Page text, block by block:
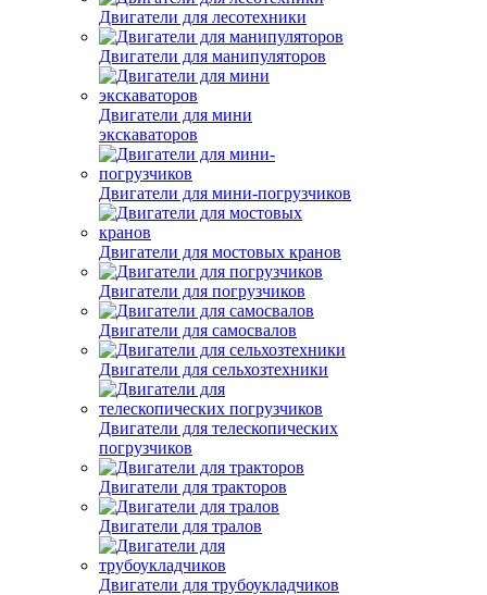
Двигатели для лесотехники
Двигатели для манипуляторов
Двигатели для мини
экскаваторов
Двигатели для мини-погрузчиков
Двигатели для мостовых кранов
Двигатели для погрузчиков
Двигатели для самосвалов
Двигатели для сельхозтехники
Двигатели для телескопических
погрузчиков
Двигатели для тракторов
Двигатели для тралов
Двигатели для трубоукладчиков